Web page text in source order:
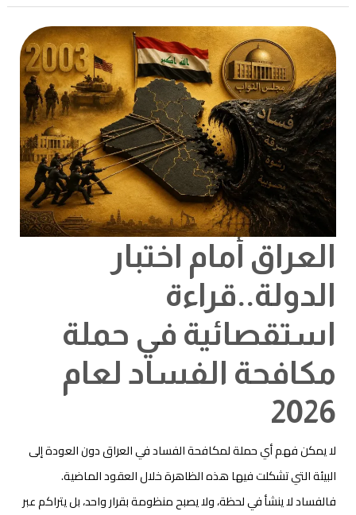
العراق أمام اختبار
الدولة..قراءة
استقصائية في حملة
مكافحة الفساد لعام
2026
لا يمكن فهم أي حملة لمكافحة الفساد في العراق دون العودة إلى
البيئة التي تشكلت فيها هذه الظاهرة خلال العقود الماضية.
فالفساد لا ينشأ في لحظة، ولا يصبح منظومة بقرار واحد، بل يتراكم عبر
العراق
اختبار
الدولة..قراءة
استقصائية
في
حملة
مكافحة
الفساد
لعام
2026